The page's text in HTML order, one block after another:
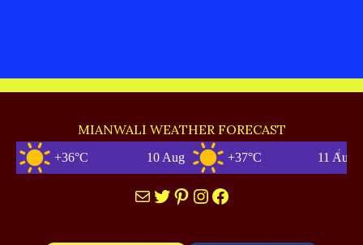
MIANWALI WEATHER FORECAST
+36°C 10 Aug +37°C 11 Aug
MailTwitter
Pinterest
Instagram
Facebook